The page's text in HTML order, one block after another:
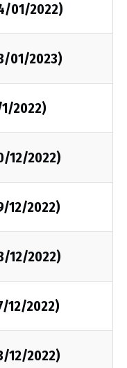
01/2022)
01/2023)
2022)
12/2022)
12/2022)
12/2022)
12/2022)
12/2022)